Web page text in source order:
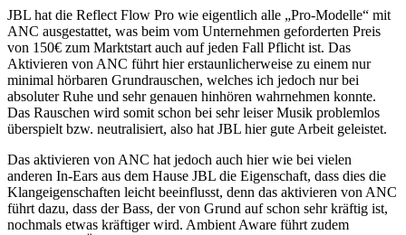
JBL hat die Reflect Flow Pro wie eigentlich alle „Pro-Modelle“ mit
ANC ausgestattet, was beim vom Unternehmen geforderten Preis
von 150€ zum Marktstart auch auf jeden Fall Pflicht ist. Das
Aktivieren von ANC führt hier erstaunlicherweise zu einem nur
minimal hörbaren Grundrauschen, welches ich jedoch nur bei
absoluter Ruhe und sehr genauen hinhören wahrnehmen konnte.
Das Rauschen wird somit schon bei sehr leiser Musik problemlos
überspielt bzw. neutralisiert, also hat JBL hier gute Arbeit geleistet.
Das aktivieren von ANC hat jedoch auch hier wie bei vielen
anderen In-Ears aus dem Hause JBL die Eigenschaft, dass dies die
Klangeigenschaften leicht beeinflusst, denn das aktivieren von ANC
führt dazu, dass der Bass, der von Grund auf schon sehr kräftig ist,
nochmals etwas kräftiger wird. Ambient Aware führt zudem